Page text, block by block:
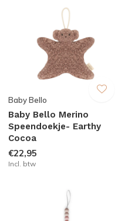
Baby Bello
Baby Bello Merino
Speendoekje- Earthy
Cocoa
€22,95
Incl. btw